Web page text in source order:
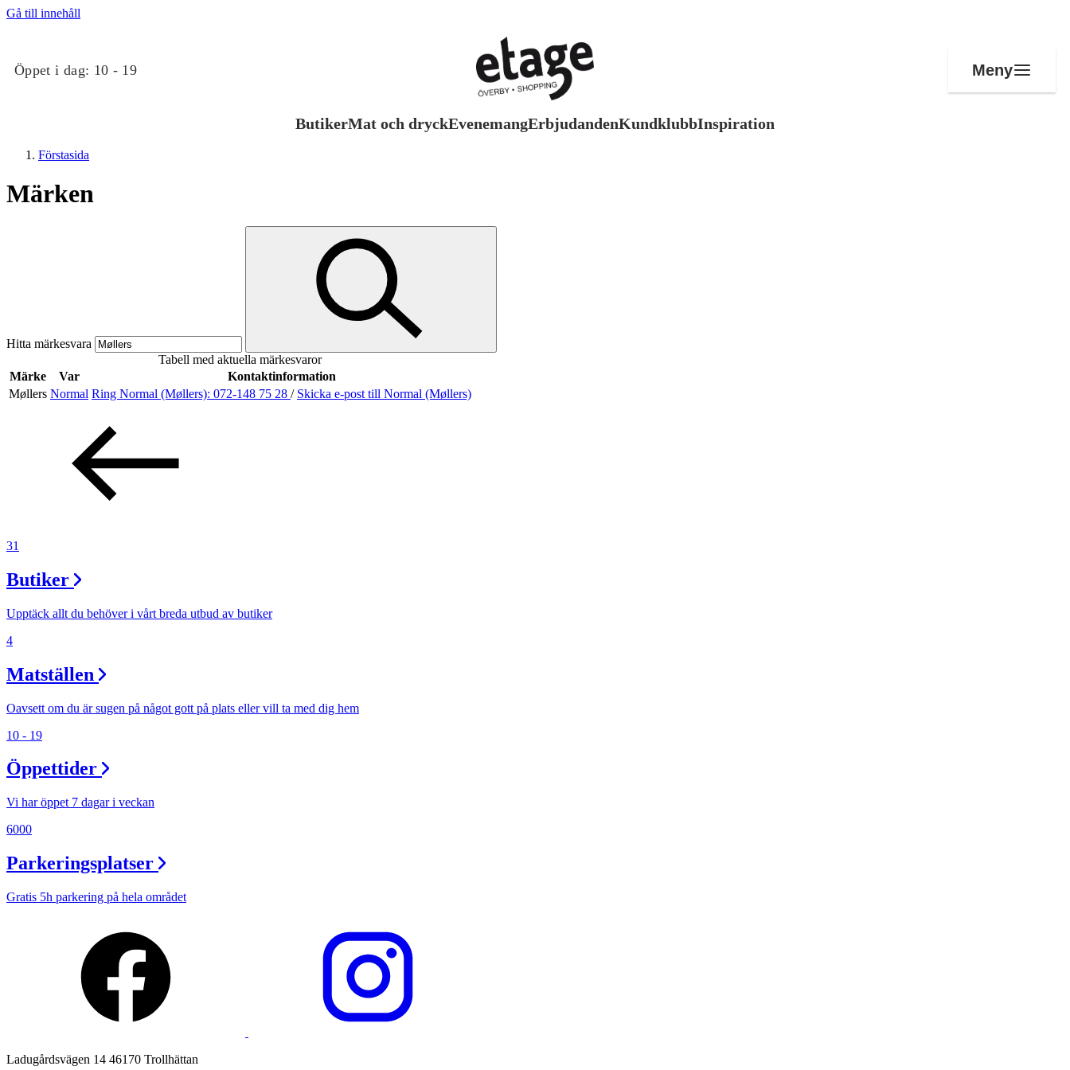
Gå till innehåll
Öppet i dag: 10 - 19 Meny
ButikerMat och dryckEvenemangErbjudandenKundklubbInspiration
Mat och dryck
Evenemang
Erbjudanden
Kundklubb
Sök
Öppettider
Praktisk information
Magasin
Presentkort
Förstasida
Märken
Hitta märkesvara
Tabell med aktuella märkesvaror
Märke
Var
Kontaktinformation
Møllers Normal Ring Normal (Møllers): 072-148 75 28 / Skicka e-post till Normal (Møllers)
31
Butiker
Upptäck allt du behöver i vårt breda utbud av butiker
4
Matställen
Oavsett om du är sugen på något gott på plats eller vill ta med dig hem
10 - 19
Öppettider
Vi har öppet 7 dagar i veckan
6000
Parkeringsplatser
Gratis 5h parkering på hela området
Ladugårdsvägen 14 46170 Trollhättan